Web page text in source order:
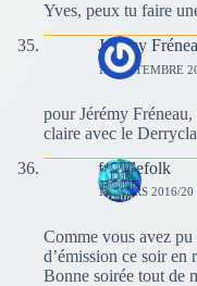
Yves, peux tu faire
Jérémy
13 SEPTEMBRE
pour Jérémy
claire avec le
fousdefolk
13 MARS 2016/
Comme vous avez pu
d’émission ce soir en
Bonne soirée tout de